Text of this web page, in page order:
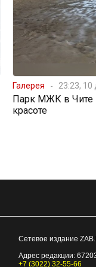
Галерея 23:23, 10
Парк МЖК в Чите
красоте
Сетевое издание
Адрес редакции:
+7 (3022) 32-55-66